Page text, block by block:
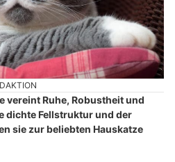
vereint Ruhe, Robustheit und
dichte Fellstruktur und der
sie zur beliebten Hauskatze